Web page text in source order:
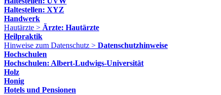
Haltestellen: XYZ
Handwerk
Hautärzte > Ärzte: Hautärzte
Heilpraktik
Hinweise zum Datenschutz > Datenschutzhinweise
Hochschulen
Hochschulen: Albert-Ludwigs-Universität
Holz
Honig
Hotels und Pensionen